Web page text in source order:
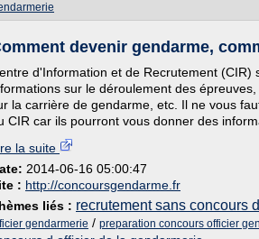
devenir gendarme,
d'Information et de Recrutement
sur le déroulement des
la carrière de gendarme, etc. Il ne vous
CIR car ils pourront vous donner des
la suite
2014-06-16 05:00:47
: http://concoursgendarme.fr
liés : recrutement sans concours
gendarmerie / preparation concours officier